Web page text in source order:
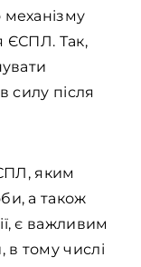
ЄСПЛ. Так,
силу після
яким
а також
є важливим
в тому числі